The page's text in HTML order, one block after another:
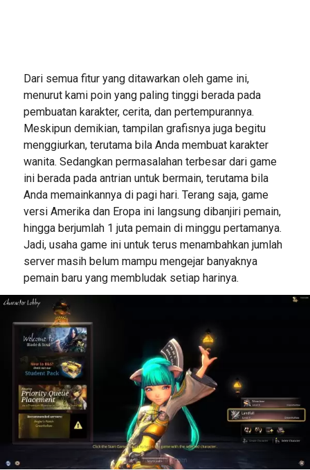
Dari semua fitur yang ditawarkan oleh game ini,
menurut kami poin yang paling tinggi berada pada
pembuatan karakter, cerita, dan pertempurannya.
Meskipun demikian, tampilan grafisnya juga begitu
menggiurkan, terutama bila Anda membuat karakter
wanita. Sedangkan permasalahan terbesar dari game
ini berada pada antrian untuk bermain, terutama bila
Anda memainkannya di pagi hari. Terang saja, game
versi Amerika dan Eropa ini langsung dibanjiri pemain,
hingga berjumlah 1 juta pemain di minggu pertamanya.
Jadi, usaha game ini untuk terus menambahkan jumlah
server masih belum mampu mengejar banyaknya
pemain baru yang membludak setiap harinya.